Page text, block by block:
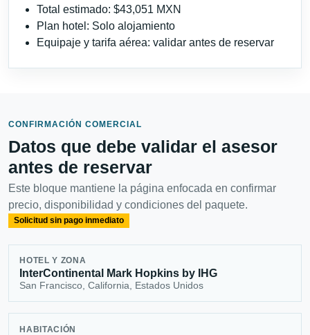
Total estimado: $43,051 MXN
Plan hotel: Solo alojamiento
Equipaje y tarifa aérea: validar antes de reservar
CONFIRMACIÓN COMERCIAL
Datos que debe validar el asesor
antes de reservar
Este bloque mantiene la página enfocada en confirmar
precio, disponibilidad y condiciones del paquete.
Solicitud sin pago inmediato
HOTEL Y ZONA
InterContinental Mark Hopkins by IHG
San Francisco, California, Estados Unidos
HABITACIÓN